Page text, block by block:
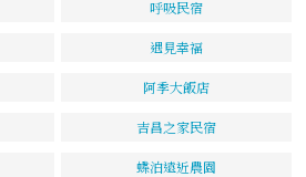
呼吸民宿
遇見幸福
阿季大飯店
吉昌之家民宿
蝶泊遠近農園